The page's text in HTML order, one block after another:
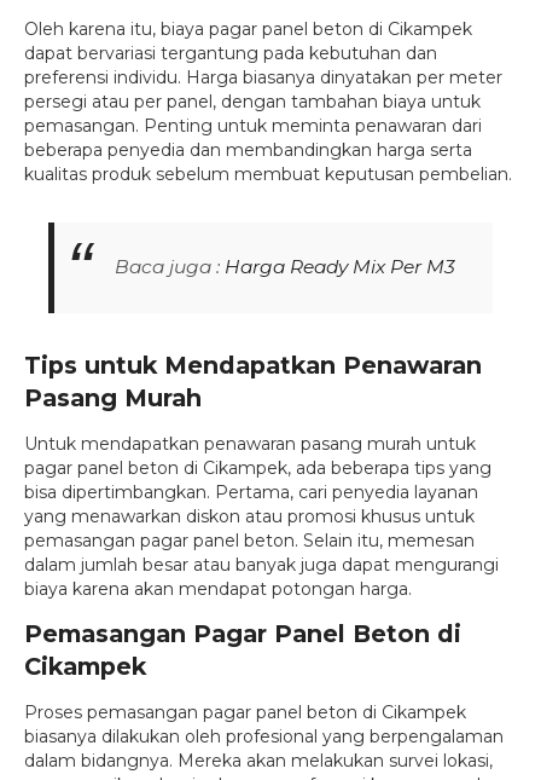
Oleh karena itu, biaya pagar panel beton di Cikampek
dapat bervariasi tergantung pada kebutuhan dan
preferensi individu. Harga biasanya dinyatakan per meter
persegi atau per panel, dengan tambahan biaya untuk
pemasangan. Penting untuk meminta penawaran dari
beberapa penyedia dan membandingkan harga serta
kualitas produk sebelum membuat keputusan pembelian.
Baca juga : Harga Ready Mix Per M3
Tips untuk Mendapatkan Penawaran
Pasang Murah
Untuk mendapatkan penawaran pasang murah untuk
pagar panel beton di Cikampek, ada beberapa tips yang
bisa dipertimbangkan. Pertama, cari penyedia layanan
yang menawarkan diskon atau promosi khusus untuk
pemasangan pagar panel beton. Selain itu, memesan
dalam jumlah besar atau banyak juga dapat mengurangi
biaya karena akan mendapat potongan harga.
Pemasangan Pagar Panel Beton di
Cikampek
Proses pemasangan pagar panel beton di Cikampek
biasanya dilakukan oleh profesional yang berpengalaman
dalam bidangnya. Mereka akan melakukan survei lokasi,